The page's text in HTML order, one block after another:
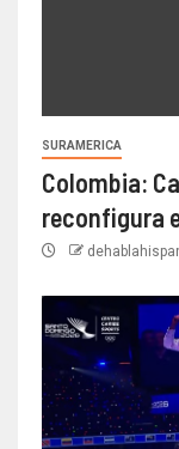
SURAMERICA
Colombia:
reconfigura